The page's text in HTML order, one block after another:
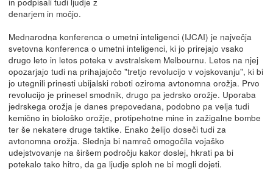
denarjem in močjo.
Mednarodna konferenca o umetni inteligenci (IJCAI) je največja
svetovna konferenca o umetni inteligenci, ki jo prirejajo vsako
drugo leto in letos poteka v avstralskem Melbournu. Letos na njej
opozarjajo tudi na prihajajočo "tretjo revolucijo v vojskovanju", ki bi
jo utegnili prinesti ubijalski roboti oziroma avtonomna orožja. Prvo
revolucijo je prinesel smodnik, drugo pa jedrsko orožje. Uporaba
jedrskega orožja je danes prepovedana, podobno pa velja tudi
kemično in biološko orožje, protipehotne mine in zažigalne bombe
ter še nekatere druge taktike. Enako želijo doseči tudi za
avtonomna orožja. Slednja bi namreč omogočila vojaško
udejstvovanje na širšem področju kakor doslej, hkrati pa bi
potekalo tako hitro, da ga ljudje sploh ne bi mogli dojeti.